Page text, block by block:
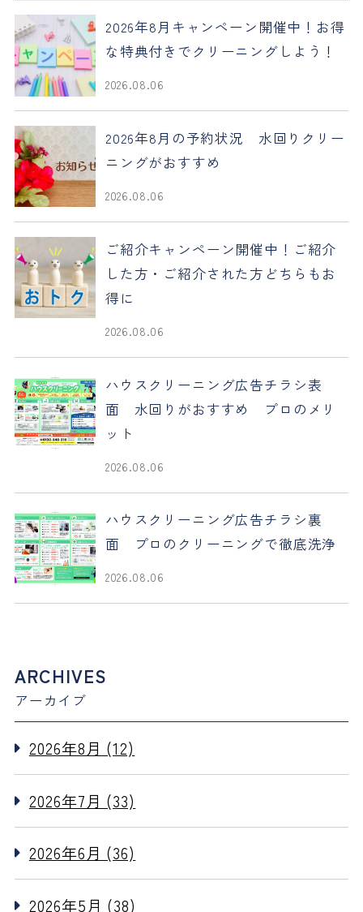
2026年8月キャンペーン開催中！お得
な特典付きでクリーニングしよう！
2026.08.06
2026年8月の予約状況 水回りクリー
ニングがおすすめ
2026.08.06
ご紹介キャンペーン開催中！ご紹介
した方・ご紹介された方どちらもお
得に
2026.08.06
ハウスクリーニング広告チラシ表
面 水回りがおすすめ プロのメリ
ット
2026.08.06
ハウスクリーニング広告チラシ裏
面 プロのクリーニングで徹底洗浄
2026.08.06
ARCHIVES
アーカイブ
2026年8月 (12)
2026年7月 (33)
2026年6月 (36)
2026年5月 (38)